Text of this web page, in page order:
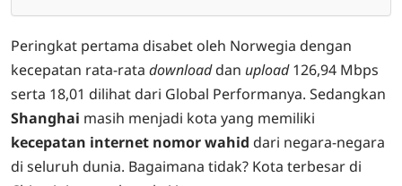
Peringkat pertama disabet oleh Norwegia dengan
kecepatan rata-rata downloaddan upload126,94 Mbps
serta 18,01 dilihat dari Global Performanya. Sedangkan
Shanghai masih menjadi kota yang memiliki
kecepatan internet nomor wahid dari negara-negara
di seluruh dunia. Bagaimana tidak? Kota terbesar di